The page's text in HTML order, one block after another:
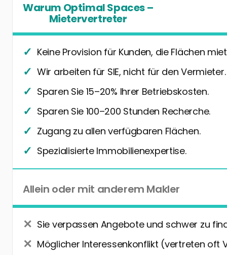
Warum Optimal Spaces –
Mietervertreter
Keine Provision für Kunden, die Flächen
Wir arbeiten für SIE, nicht für den Vermieter.
Sparen Sie 15–20% Ihrer Betriebskosten.
Sparen Sie 100–200 Stunden Recherche.
Zugang zu allen verfügbaren Flächen.
Spezialisierte Immobilienexpertise.
Allein oder mit anderem Makler
Sie verpassen Angebote und schwer zu
Möglicher Interessenkonflikt (vertreten oft